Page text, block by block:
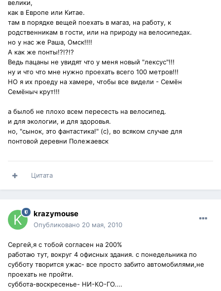
велики,
как в Европе или Китае.
там в порядке вещей поехать в магаз, на работу, к
родственникам в гости, или на природу на велосипедах.
но у нас же Раша, Омск!!!!
А как же понты!?!?!?
Ведь пацаны не увидят что у меня новый "лексус"!!!
ну и что что мне нужно проехать всего 100 метров!!!
НО я их проеду на хамере, чтобы все видели - Семён
Семёныч крут!!!
а былоб не плохо всем пересесть на велосипед.
и для экологии, и для здоровья.
но, "сынок, это фантастика!" (с), во всяком случае для
понтовой деревни Полежаевск
Цитата
krazymouse
Опубликовано 20 мая, 2010
Сергей,я с тобой согласен на 200%
работаю тут, вокруг 4 офисных здания. с понедельника по
субботу творится ужас- все просто забито автомобилями,не
проехать не пройти.
суббота-воскресенье- НИ-КО-ГО....